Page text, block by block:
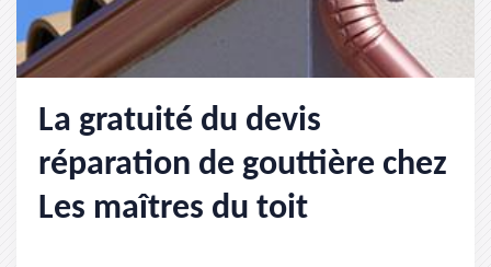
La gratuité du devis
réparation de gouttière chez
Les maîtres du toit